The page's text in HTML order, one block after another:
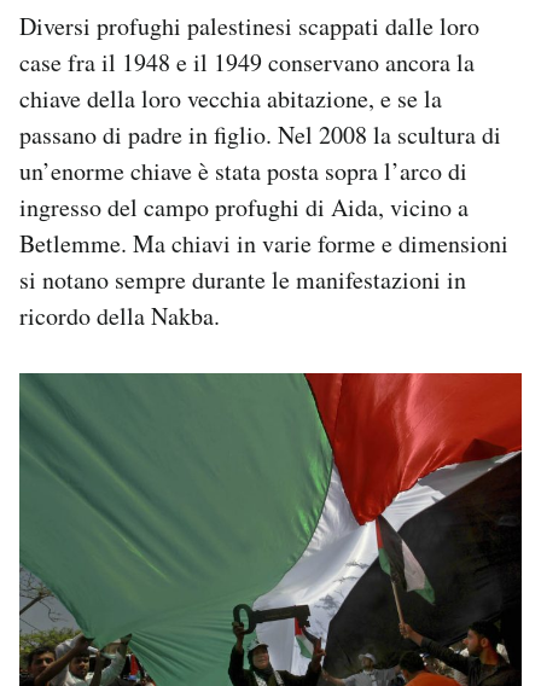
Diversi profughi palestinesi scappati dalle loro
case fra il 1948 e il 1949 conservano ancora la
chiave della loro vecchia abitazione, e se la
passano di padre in figlio. Nel 2008 la scultura di
un’enorme chiave è stata posta sopra l’arco di
ingresso del campo profughi di Aida, vicino a
Betlemme. Ma chiavi in varie forme e dimensioni
si notano sempre durante le manifestazioni in
ricordo della Nakba.